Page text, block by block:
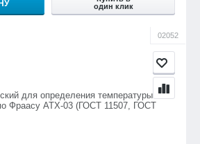
один клик
02052
для определения температуры
Фраасу АТХ-03 (ГОСТ 11507, ГОСТ